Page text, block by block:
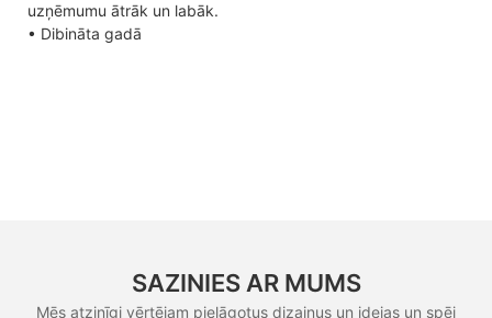
uzņēmumu ātrāk un labāk.
• Dibināta gadā
SAZINIES AR MUMS
Mēs atzinīgi vērtējam pielāgotus dizainus un idejas un spēj